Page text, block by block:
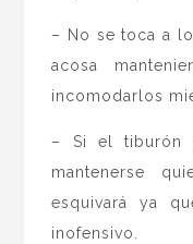
– No se toca a
acosa
incomodarlos
– Si el tiburón
mantenerse
esquivará ya
inofensivo.